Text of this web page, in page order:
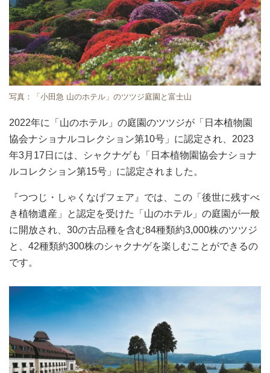
写真：「小田急 山のホテル」のツツジ庭園と富士山
2022年に「山のホテル」の庭園のツツジが「日本植物園
協会ナショナルコレクション第10号」に認定され、2023
年3月17日には、シャクナゲも「日本植物園協会ナショナ
ルコレクション第15号」に認定されました。
『つつじ・しゃくなげフェア』では、この「後世に残すべ
き植物遺産」と認定を受けた「山のホテル」の庭園が一般
に開放され、30の古品種を含む84種類約3,000株のツツジ
と、42種類約300株のシャクナゲを楽しむことができるの
です。